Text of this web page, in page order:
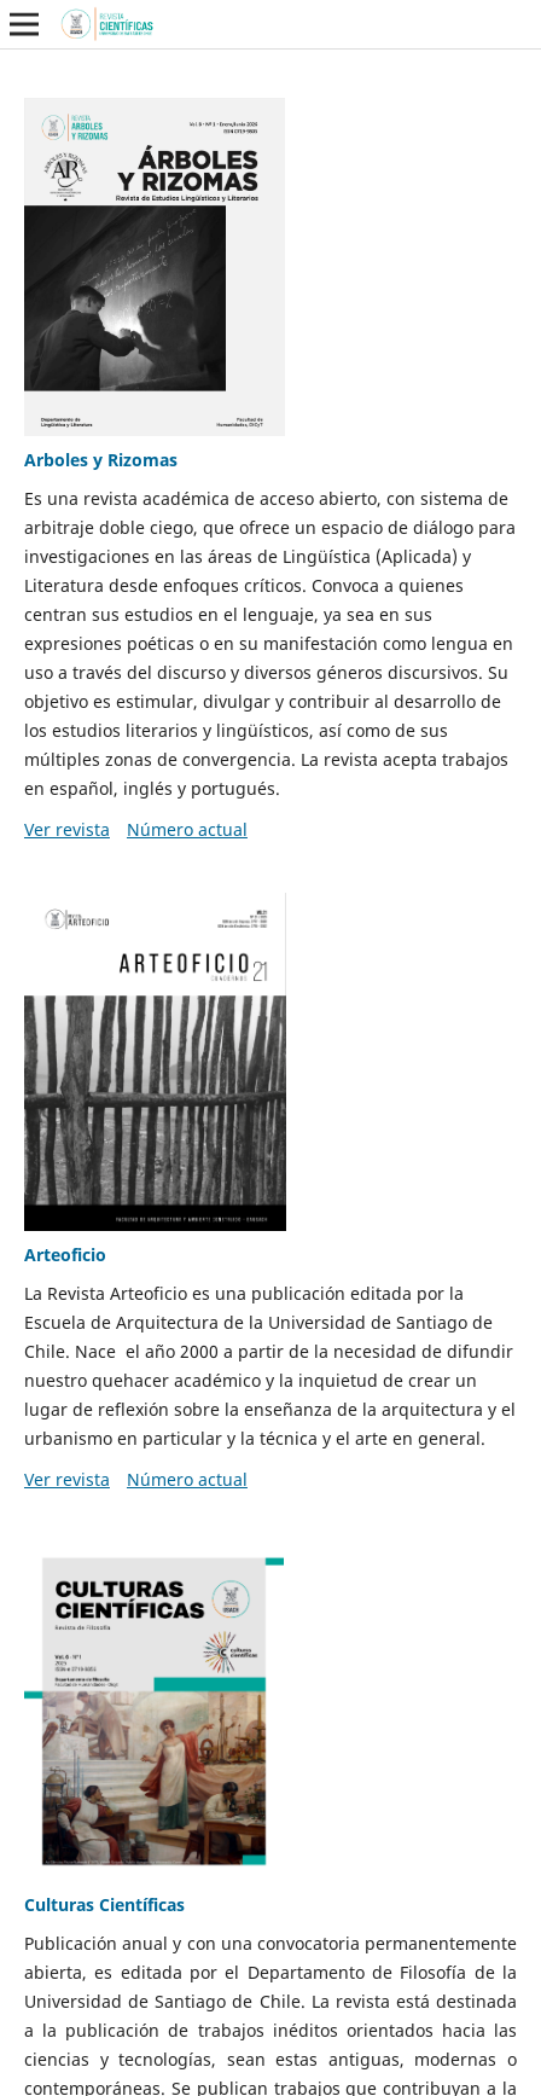
Arboles y Rizomas
Es una revista académica de acceso abierto, con sistema de
arbitraje doble ciego, que ofrece un espacio de diálogo para
investigaciones en las áreas de Lingüística (Aplicada) y
Literatura desde enfoques críticos. Convoca a quienes
centran sus estudios en el lenguaje, ya sea en sus
expresiones poéticas o en su manifestación como lengua en
uso a través del discurso y diversos géneros discursivos. Su
objetivo es estimular, divulgar y contribuir al desarrollo de
los estudios literarios y lingüísticos, así como de sus
múltiples zonas de convergencia. La revista acepta trabajos
en español, inglés y portugués.
Ver revista
Número actual
Arteoficio
La Revista Arteoficio es una publicación editada por la
Escuela de Arquitectura de la Universidad de Santiago de
Chile. Nace el año 2000 a partir de la necesidad de difundir
nuestro quehacer académico y la inquietud de crear un
lugar de reflexión sobre la enseñanza de la arquitectura y el
urbanismo en particular y la técnica y el arte en general.
Ver revista
Número actual
Culturas Científicas
Publicación anual y con una convocatoria permanentemente
abierta, es editada por el Departamento de Filosofía de la
Universidad de Santiago de Chile. La revista está destinada
a la publicación de trabajos inéditos orientados hacia las
ciencias y tecnologías, sean estas antiguas, modernas o
contemporáneas. Se publican trabajos que contribuyan a la